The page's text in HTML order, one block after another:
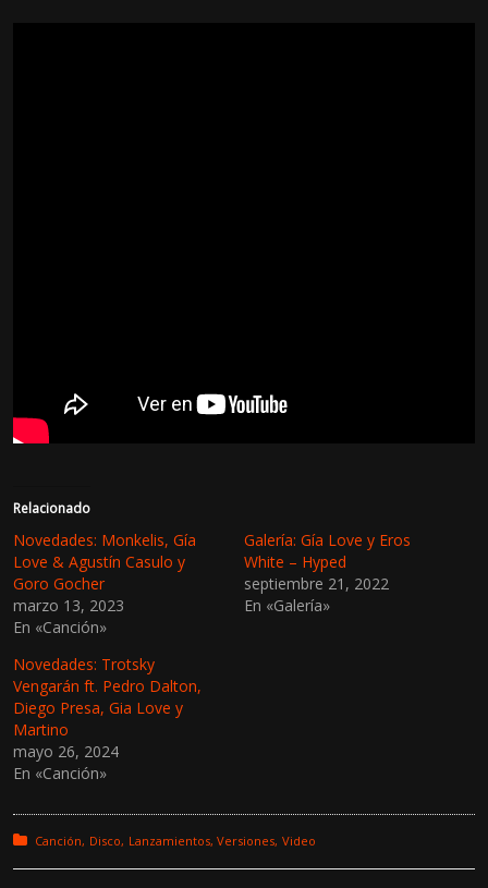
Relacionado
Novedades: Monkelis, Gía
Love & Agustín Casulo y
Goro Gocher
marzo 13, 2023
En «Canción»
Galería: Gía Love y Eros
White – Hyped
septiembre 21, 2022
En «Galería»
Novedades: Trotsky
Vengarán ft. Pedro Dalton,
Diego Presa, Gia Love y
Martino
mayo 26, 2024
En «Canción»
Posted in:
Canción Disco Lanzamientos Versiones Video